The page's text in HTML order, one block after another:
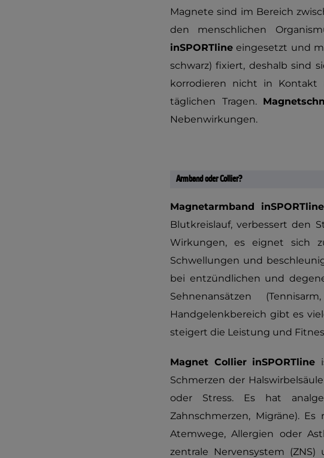
Magnete sind im Bereich
den menschlichen
inSPORTline eingesetzt und
schwarz) fixiert, deshalb sind
korrodieren nicht in
täglichen Tragen.
Nebenwirkungen.
Armband oder Collier?
Magnetarmband
Blutkreislauf, verbessert den
Wirkungen, es eignet sich
Schwellungen und
bei entzündlichen und
Sehnenansätzen
Handgelenkbereich gibt es
steigert die Leistung und
Magnet Collier inSPORTline
Schmerzen der
oder Stress. Es hat
Zahnschmerzen, Migräne).
Atemwege, Allergien oder
zentrale Nervensystem